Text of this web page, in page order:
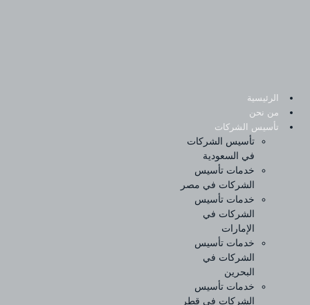
الرئيسية
من نحن
تأسيس الشركات
تأسيس الشركات
في السعودية
خدمات تأسيس
الشركات في مصر
خدمات تأسيس
الشركات في
الإمارات
خدمات تأسيس
الشركات في
البحرين
خدمات تأسيس
الشركات في قطر